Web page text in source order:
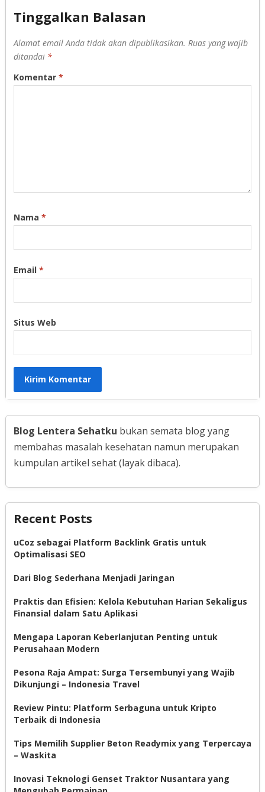
Tinggalkan Balasan
Alamat email Anda tidak akan dipublikasikan. Ruas yang wajib
ditandai *
Komentar *
Nama *
Email *
Situs Web
Blog Lentera Sehatku bukan semata blog yang
membahas masalah kesehatan namun merupakan
kumpulan artikel sehat (layak dibaca).
Recent Posts
uCoz sebagai Platform Backlink Gratis untuk
Optimalisasi SEO
Dari Blog Sederhana Menjadi Jaringan
Praktis dan Efisien: Kelola Kebutuhan Harian Sekaligus
Finansial dalam Satu Aplikasi
Mengapa Laporan Keberlanjutan Penting untuk
Perusahaan Modern
Pesona Raja Ampat: Surga Tersembunyi yang Wajib
Dikunjungi – Indonesia Travel
Review Pintu: Platform Serbaguna untuk Kripto
Terbaik di Indonesia
Tips Memilih Supplier Beton Readymix yang Terpercaya
– Waskita
Inovasi Teknologi Genset Traktor Nusantara yang